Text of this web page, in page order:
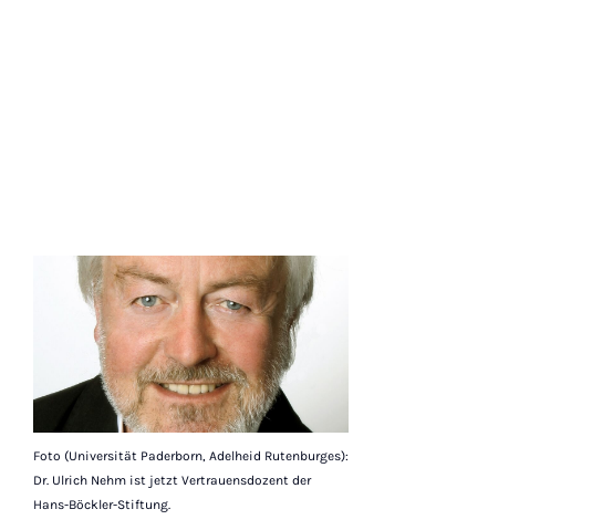
Foto (Universität Paderborn, Adelheid Rutenburges):
Dr. Ulrich Nehm ist jetzt Vertrauensdozent der
Hans-Böckler-Stiftung.